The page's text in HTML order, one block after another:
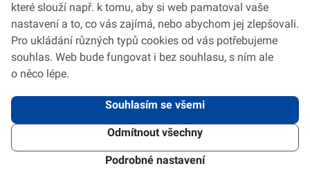
2026 © VeV-VA Vyškov • Informace jsou poskytovány v souladu se zákonem
Design Systém 4.6.3
které slouží např. k tomu, aby si web pamatoval vaše
nastavení a to, co vás zajímá, nebo abychom jej zlepšovali.
Pro ukládání různých typů cookies od vás potřebujeme
souhlas. Web bude fungovat i bez souhlasu, s ním ale
o něco lépe.
Souhlasím se všemi
Odmítnout všechny
Podrobné nastavení